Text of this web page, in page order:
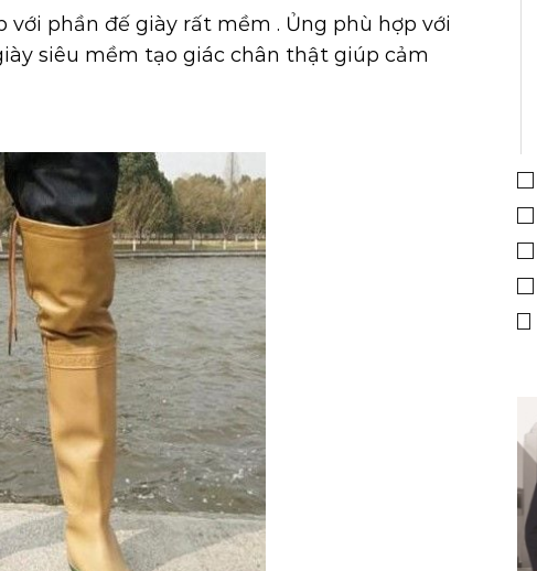
với phần đế giày rất mềm . Ủng phù hợp với
siêu mềm tạo giác chân thật giúp cảm